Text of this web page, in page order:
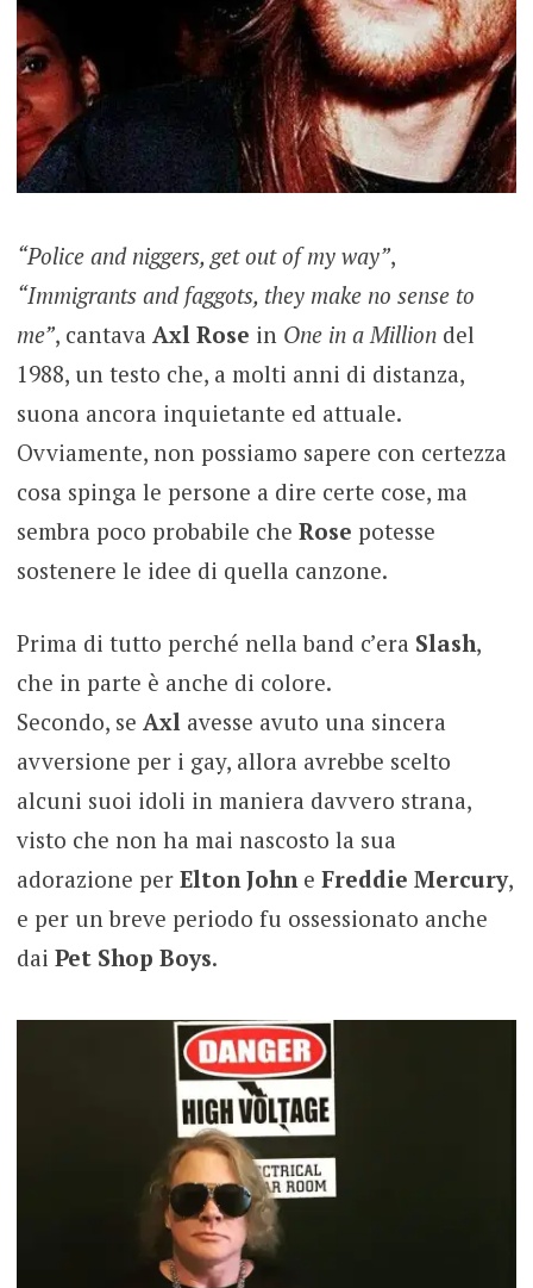
“Police and niggers, get out of my way”,
“Immigrants and faggots, they make no sense to
me”, cantava Axl Rose in One in a Milliondel
1988, un testo che, a molti anni di distanza,
suona ancora inquietante ed attuale.
Ovviamente, non possiamo sapere con certezza
cosa spinga le persone a dire certe cose, ma
sembra poco probabile che Rose potesse
sostenere le idee di quella canzone.
Prima di tutto perché nella band c’era Slash,
che in parte è anche di colore.
Secondo, se Axlavesse avuto una sincera
avversione per i gay, allora avrebbe scelto
alcuni suoi idoli in maniera davvero strana,
visto che non ha mai nascosto la sua
adorazione per Elton Johne Freddie Mercury,
e per un breve periodo fu ossessionato anche
dai Pet Shop Boys.